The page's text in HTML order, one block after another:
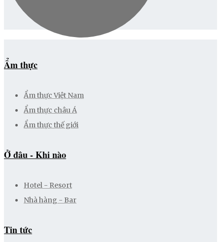
Ẩm thực
Ẩm thực Việt Nam
Ẩm thực châu Á
Ẩm thực thế giới
Ở đâu - Khi nào
Hotel - Resort
Nhà hàng - Bar
Tin tức